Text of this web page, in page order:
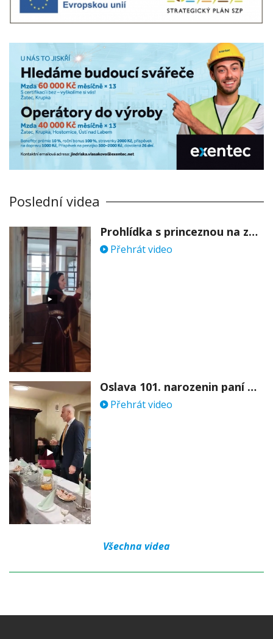
Poslední videa
Prohlídka s princeznou na zámku Stekník
Přehrát video
Oslava 101. narozenin paní Věry Skořepové
Přehrát video
Všechna videa